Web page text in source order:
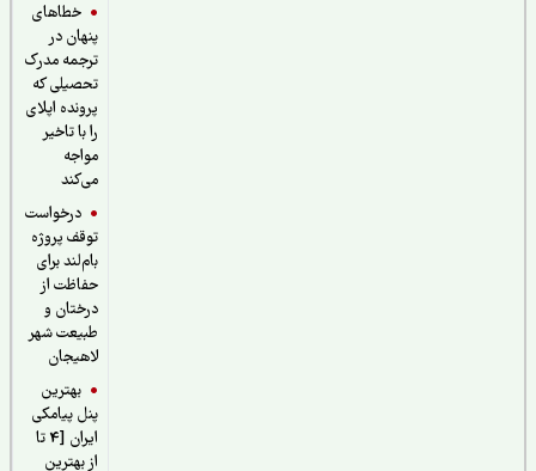
خطاهای
پنهان در
ترجمه مدرک
تحصیلی که
پرونده اپلای
را با تاخیر
درخواست
توقف پروژه
بام‌لند برای
حفاظت از
درختان و
طبیعت شهر
لاهیجان
بهترین
پنل پیامکی
ایران [4 تا
از بهترین